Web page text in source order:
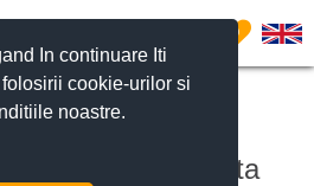
In continuare Iti
cookie-urilor si
noastre.
0
cumpărat
zona Pta